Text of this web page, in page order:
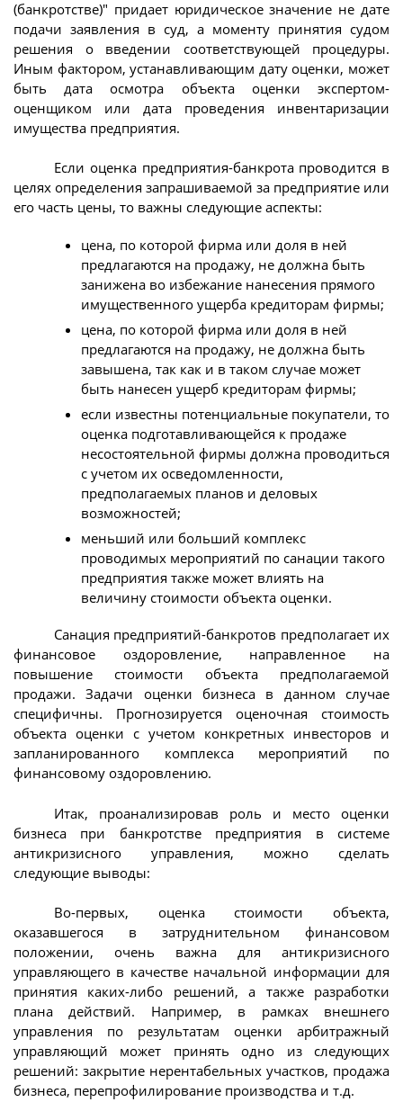
(банкротстве)" придает юридическое значение не дате
подачи заявления в суд, а моменту принятия судом
решения о введении соответствующей процедуры.
Иным фактором, устанавливающим дату оценки, может
быть дата осмотра объекта оценки экспертом-
оценщиком или дата проведения инвентаризации
имущества предприятия.
Если оценка предприятия-банкрота проводится в
целях определения запрашиваемой за предприятие или
его часть цены, то важны следующие аспекты:
цена, по которой фирма или доля в ней
предлагаются на продажу, не должна быть
занижена во избежание нанесения прямого
имущественного ущерба кредиторам фирмы;
цена, по которой фирма или доля в ней
предлагаются на продажу, не должна быть
завышена, так как и в таком случае может
быть нанесен ущерб кредиторам фирмы;
если известны потенциальные покупатели, то
оценка подготавливающейся к продаже
несостоятельной фирмы должна проводиться
с учетом их осведомленности,
предполагаемых планов и деловых
возможностей;
меньший или больший комплекс
проводимых мероприятий по санации такого
предприятия также может влиять на
величину стоимости объекта оценки.
Санация предприятий-банкротов предполагает их
финансовое оздоровление, направленное на
повышение стоимости объекта предполагаемой
продажи. Задачи оценки бизнеса в данном случае
специфичны. Прогнозируется оценочная стоимость
объекта оценки с учетом конкретных инвесторов и
запланированного комплекса мероприятий по
финансовому оздоровлению.
Итак, проанализировав роль и место оценки
бизнеса при банкротстве предприятия в системе
антикризисного управления, можно сделать
следующие выводы:
Во-первых, оценка стоимости объекта,
оказавшегося в затруднительном финансовом
положении, очень важна для антикризисного
управляющего в качестве начальной информации для
принятия каких-либо решений, а также разработки
плана действий. Например, в рамках внешнего
управления по результатам оценки арбитражный
управляющий может принять одно из следующих
решений: закрытие нерентабельных участков, продажа
бизнеса, перепрофилирование производства и т.д.